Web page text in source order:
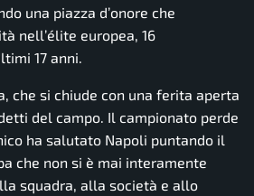
una piazza d’onore che
nell’élite europea, 16
17 anni.
che si chiude con una ferita aperta
del campo. Il campionato perde
ha salutato Napoli puntando il
che non si è mai interamente
squadra, alla società e allo